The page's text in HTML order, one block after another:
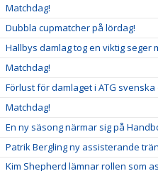
Matchdag!
Dubbla cupmatcher på lördag!
Hallbys damlag tog en viktig seger
Matchdag!
Förlust för damlaget i ATG svenska
Matchdag!
En ny säsong närmar sig på
Patrik Bergling ny assisterande
Kim Shepherd lämnar rollen som